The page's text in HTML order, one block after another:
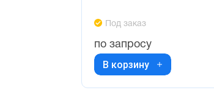
Под заказ
по запросу
В корзину